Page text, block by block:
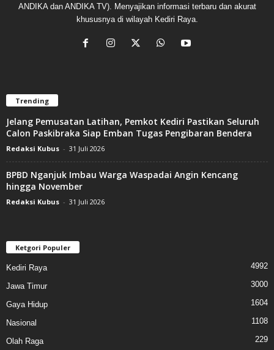
ANDIKA dan ANDIKA TV). Menyajikan informasi terbaru dan akurat
khususnya di wilayah Kediri Raya.
Trending
Jelang Pemusatan Latihan, Pemkot Kediri Pastikan Seluruh
Calon Paskibraka Siap Emban Tugas Pengibaran Bendera
Redaksi Kubus - 31 Juli 2026
BPBD Nganjuk Imbau Warga Waspadai Angin Kencang
hingga November
Redaksi Kubus - 31 Juli 2026
Ketgori Populer
Kediri Raya 4992
Jawa Timur 3000
Gaya Hidup 1604
Nasional 1108
Olah Raga 229